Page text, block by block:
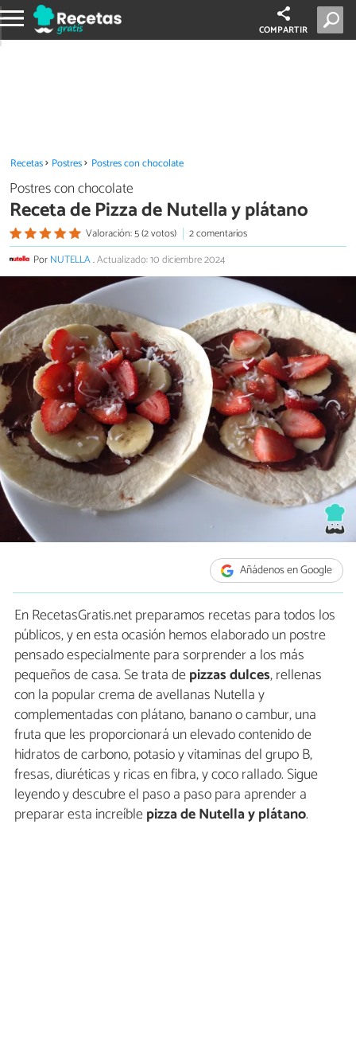
COMPARTIR
Recetas Postres Postres con chocolate
Postres con chocolate
Receta de Pizza de Nutella y plátano
Valoración: 5 (2 votos)
2 comentarios
PorNUTELLA.Actualizado: 10 diciembre 2024
Añádenos en Google
En RecetasGratis.net preparamos recetas para todos los
públicos, y en esta ocasión hemos elaborado un postre
pensado especialmente para sorprender a los más
pequeños de casa. Se trata depizzas dulces, rellenas
con la popular crema de avellanas Nutella y
complementadas con plátano, banano o cambur, una
fruta que les proporcionará un elevado contenido de
hidratos de carbono, potasio y vitaminas del grupo B,
fresas, diuréticas y ricas en fibra, y coco rallado. Sigue
leyendo y descubre el paso a paso para aprender a
preparar esta increíblepizza de Nutella y plátano.